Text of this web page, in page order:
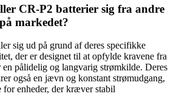
CR-P2 batterier sig fra andre
markedet?
sig ud på grund af deres specifikke
der er designet til at opfylde kravene fra
pålidelig og langvarig strømkilde. Deres
også en jævn og konstant strømudgang,
for enheder, der kræver stabil